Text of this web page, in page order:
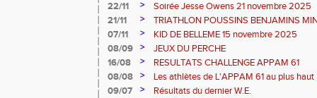
22/11
>
Soirée Jesse Owens 21 novembre 2025
21/11
>
TRIATHLON POUSSINS BENJAMINS
07/11
>
KID DE BELLEME 15 novembre 2025
08/09
>
JEUX DU PERCHE
16/08
>
RESULTATS CHALLENGE APPAM 61
08/08
>
Les athlètes de L'APPAM 61 au plus
09/07
> Résultats du dernier W.E.